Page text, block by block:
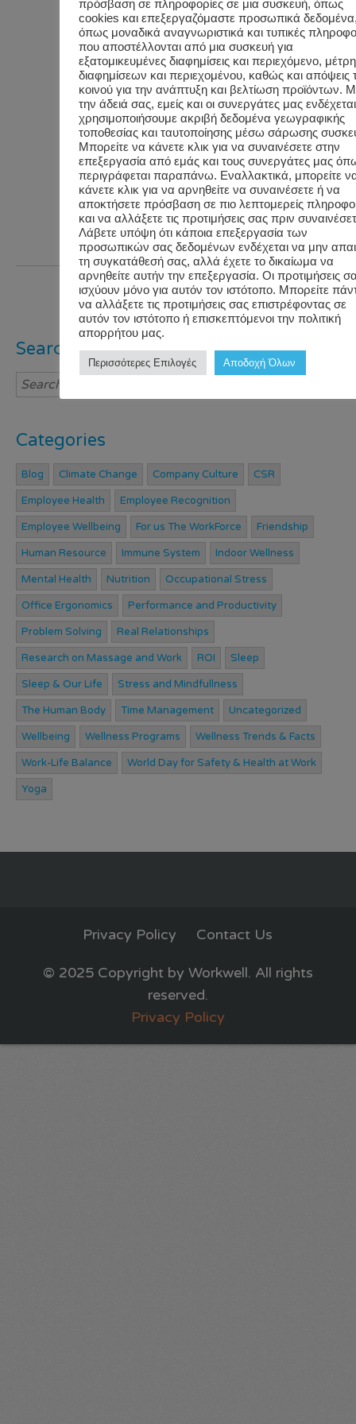
Performance
and
Productivity,
Uncategorized,
Wellbeing,
Wellness
Programs,
Wellness
Trends & Facts
Read >>>
Search
Categories
Blog Climate Change Company Culture CSR
Employee Health Employee Recognition
Employee Wellbeing For us The WorkForce Friendship
Human Resource Immune System Indoor Wellness
Mental Health Nutrition Occupational Stress
Office Ergonomics Performance and Productivity
Problem Solving Real Relationships
Research on Massage and Work ROI Sleep
Sleep & Our Life Stress and Mindfullness
The Human Body Time Management Uncategorized
Wellbeing Wellness Programs Wellness Trends & Facts
Work-Life Balance World Day for Safety & Health at Work
Yoga
Privacy Policy Contact Us
© 2025 Copyright by Workwell. All rights
reserved.
Privacy Policy
πρόσβαση σε πληροφορίες σε μια συσκευή, όπως
cookies και επεξεργαζόμαστε προσωπικά
όπως μοναδικά αναγνωριστικά και τυπικές
που αποστέλλονται από μια συσκευή για
εξατομικευμένες διαφημίσεις και περιεχόμενο,
διαφημίσεων και περιεχομένου, καθώς και απόψεις
κοινού για την ανάπτυξη και βελτίωση προϊόντων.
την άδειά σας, εμείς και οι συνεργάτες μας
χρησιμοποιήσουμε ακριβή δεδομένα γεωγραφικής
τοποθεσίας και ταυτοποίησης μέσω σάρωσης
Μπορείτε να κάνετε κλικ για να συναινέσετε στην
επεξεργασία από εμάς και τους συνεργάτες μας
περιγράφεται παραπάνω. Εναλλακτικά, μπορείτε
κάνετε κλικ για να αρνηθείτε να συναινέσετε ή να
αποκτήσετε πρόσβαση σε πιο λεπτομερείς
και να αλλάξετε τις προτιμήσεις σας πριν
Λάβετε υπόψη ότι κάποια επεξεργασία των
προσωπικών σας δεδομένων ενδέχεται να μην
τη συγκατάθεσή σας, αλλά έχετε το δικαίωμα να
αρνηθείτε αυτήν την επεξεργασία. Οι προτιμήσεις
ισχύουν μόνο για αυτόν τον ιστότοπο. Μπορείτε
να αλλάξετε τις προτιμήσεις σας επιστρέφοντας σε
αυτόν τον ιστότοπο ή επισκεπτόμενοι την πολιτική
απορρήτου μας.
Περισσότερες Επιλογές Αποδοχή Όλων